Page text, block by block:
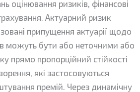
оцінювання ризиків, фінансові
Актуарний ризик
припущення актуарії щодо
можуть бути або неточними або
прямо пропорційний стійкості
які застосовуються
премій. Через динамічну